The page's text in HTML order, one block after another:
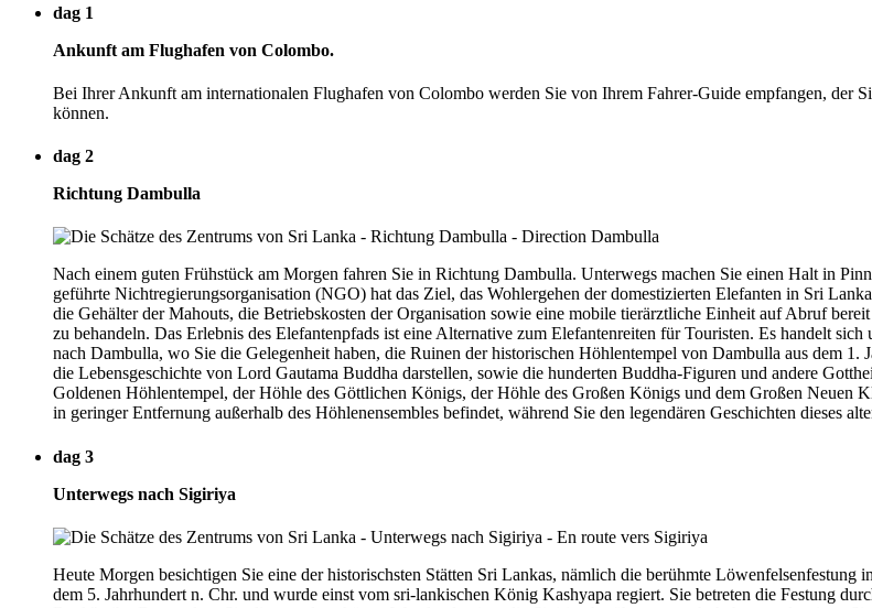
dag 1
Ankunft am Flughafen von Colombo.
Bei Ihrer Ankunft am internationalen Flughafen von Colombo werden Sie von Ihrem Fahrer-Guide empfangen, der
können.
dag 2
Richtung Dambulla
Nach einem guten Frühstück am Morgen fahren Sie in Richtung Dambulla. Unterwegs machen Sie einen Halt in
geführte Nichtregierungsorganisation (NGO) hat das Ziel, das Wohlergehen der domestizierten Elefanten in Sri
die Gehälter der Mahouts, die Betriebskosten der Organisation sowie eine mobile tierärztliche Einheit auf Abruf
zu behandeln. Das Erlebnis des Elefantenpfads ist eine Alternative zum Elefantenreiten für Touristen. Es handelt
nach Dambulla, wo Sie die Gelegenheit haben, die Ruinen der historischen Höhlentempel von Dambulla aus dem 1.
die Lebensgeschichte von Lord Gautama Buddha darstellen, sowie die hunderten Buddha-Figuren und andere
Goldenen Höhlentempel, der Höhle des Göttlichen Königs, der Höhle des Großen Königs und dem Großen Neuen
in geringer Entfernung außerhalb des Höhlenensembles befindet, während Sie den legendären Geschichten dieses
dag 3
Unterwegs nach Sigiriya
Heute Morgen besichtigen Sie eine der historischsten Stätten Sri Lankas, nämlich die berühmte
dem 5. Jahrhundert n. Chr. und wurde einst vom sri-lankischen König Kashyapa regiert. Sie betreten die Festung